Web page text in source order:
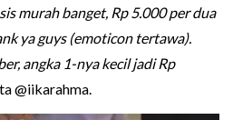
murah banget, Rp 5.000 per dua
ya guys (emoticon tertawa).
angka 1-nya kecil jadi Rp
@iikarahma.